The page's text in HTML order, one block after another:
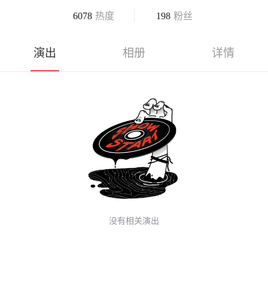
6078 热度 198 粉丝
演出 相册 详情
没有相关演出